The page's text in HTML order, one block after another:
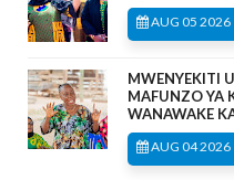
AUG 05 2026
MWENYEKITI
MAFUNZO YA
WANAWAKE
AUG 04 2026